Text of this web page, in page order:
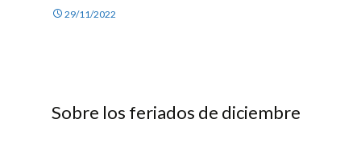
29/11/2022
Sobre los feriados de diciembre